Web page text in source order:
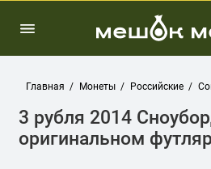
Главная Монеты Российские
3 рубля 2014
оригинальном